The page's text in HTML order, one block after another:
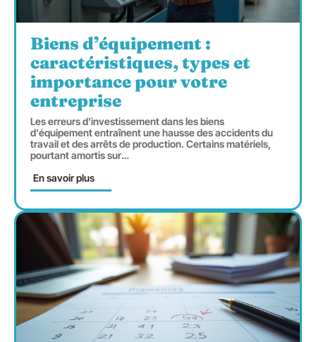
Biens d’équipement :
caractéristiques, types et
importance pour votre
entreprise
Les erreurs d'investissement dans les biens
d'équipement entraînent une hausse des accidents du
travail et des arrêts de production. Certains matériels,
pourtant amortis sur…
En savoir plus